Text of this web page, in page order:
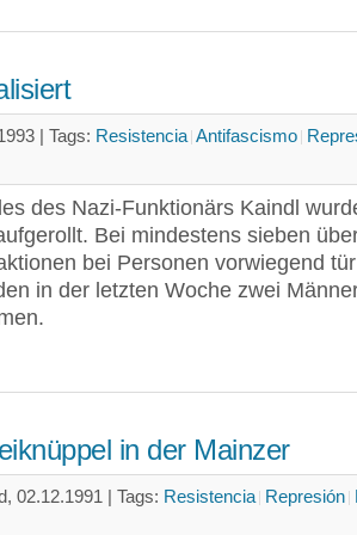
| Tags: Resistencia Antifascismo
des Nazi-Funktionärs Kaindl
Bei mindestens sieben
bei Personen vorwiegend
in der letzten Woche zwei
in der Mainzer
02.12.1991 | Tags: Resistencia Represión